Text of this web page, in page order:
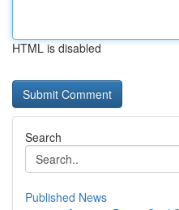
HTML is disabled
Search
Published News